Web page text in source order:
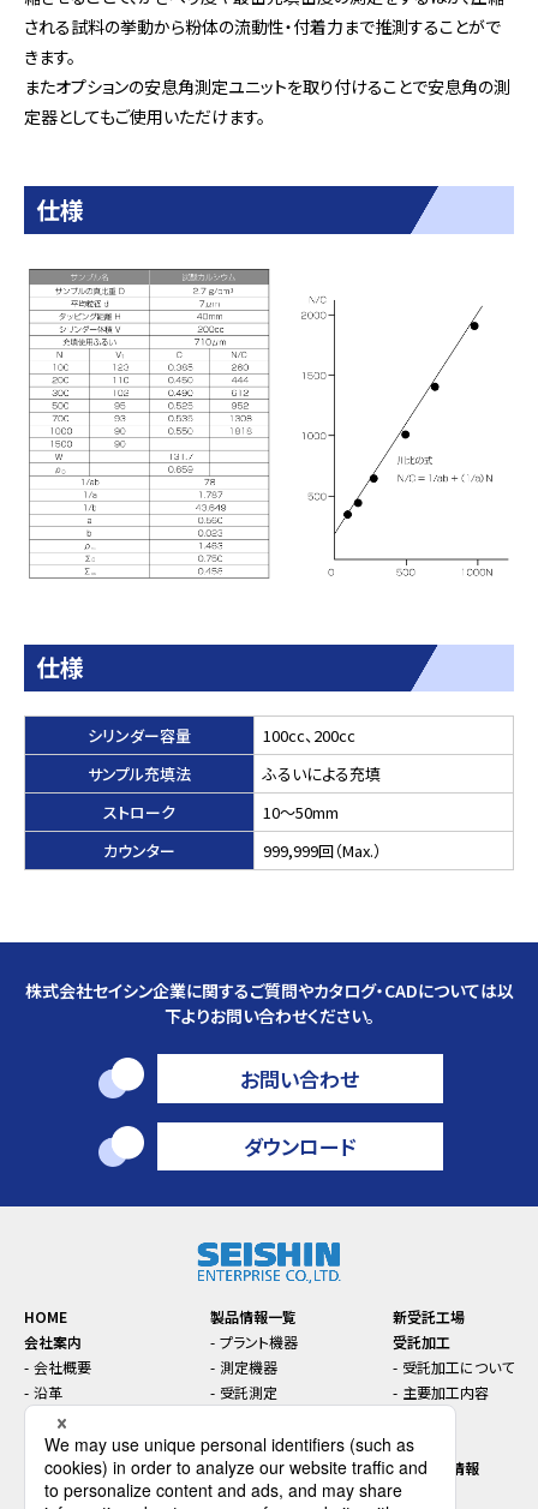
される試料の挙動から粉体の流動性・付着力まで推測することがで
きます。
またオプションの安息角測定ユニットを取り付けることで安息角の測
定器としてもご使用いただけます。
仕様
仕様
シリンダー容量
100cc、200cc
サンプル充填法
ふるいによる充填
ストローク
10～50mm
カウンター
999,999回（Max.）
株式会社セイシン企業に関するご質問やカタログ・CADについては以
下よりお問い合わせください。
お問い合わせ
ダウンロード
HOME
会社案内
会社概要
沿革
本社・支店・工場案内
コンプライアンス
SDGsに関する取り組み
製品情報一覧
プラント機器
測定機器
受託測定
機能性材料
インライン／オンライン機
器
新受託工場
受託加工
受託加工について
主要加工内容
セミナー
先端技術情報